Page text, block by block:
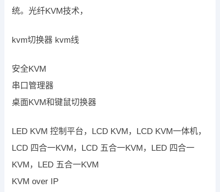
统。光纤KVM技术，
kvm切换器 kvm线
安全KVM
串口管理器
桌面KVM和键鼠切换器
LED KVM 控制平台，LCD KVM，LCD KVM一体机，
LCD 四合一KVM，LCD 五合一KVM，LED 四合一
KVM，LED 五合一KVM
KVM over IP